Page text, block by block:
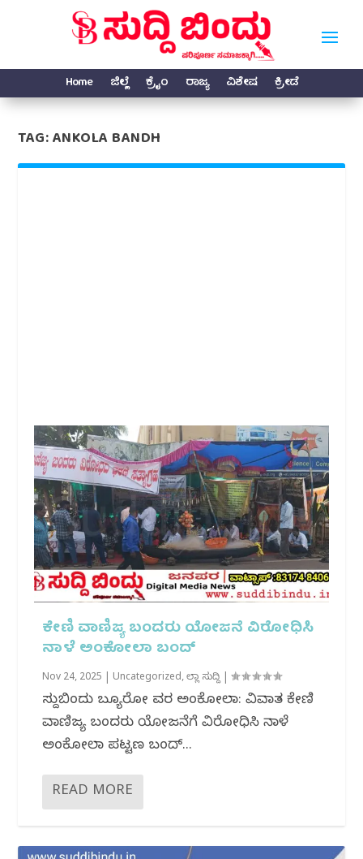
Home ಜಿಲ್ಲೆ ಕ್ರೈಂ ರಾಜ್ಯ ವಿಶೇಷ ಕ್ರೀಡೆ
TAG:ANKOLA BANDH
ಕೇಣಿ ವಾಣಿಜ್ಯ ಬಂದರು ಯೋಜನೆ ವಿರೋಧಿಸಿ
ನಾಳೆ ಅಂಕೋಲಾ‌ ಬಂದ್
Nov 24, 2025 Uncategorized,ಜಿಲ್ಲಾ ಸುದ್ದಿ |
ಸುದ್ದಿಬಿಂದು ಬ್ಯೂರೋ ವರದಿ ಅಂಕೋಲಾ: ವಿವಾದಿತ ಕೇಣಿ
ವಾಣಿಜ್ಯ ಬಂದರು ಯೋಜನೆಗೆ ವಿರೋಧಿಸಿ ನಾಳೆ
ಅಂಕೋಲಾ ಪಟ್ಟಣ ಬಂದ್...
READ MORE